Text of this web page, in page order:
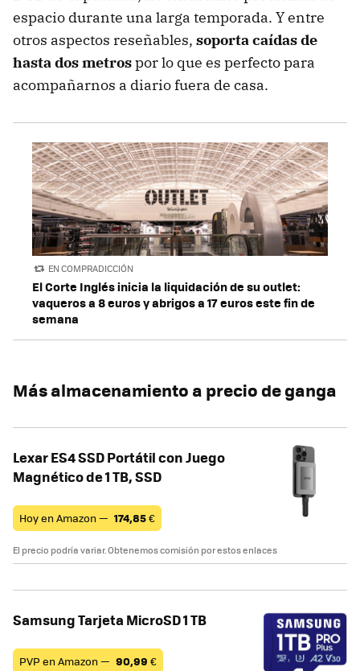
espacio durante una larga temporada. Y entre
otros aspectos reseñables, soporta caídas de
hasta dos metrospor lo que es perfecto para
acompañarnos a diario fuera de casa.
EN COMPRADICCIÓN
El Corte Inglés inicia la liquidación de su outlet:
vaqueros a 8 euros y abrigos a 17 euros este fin de
semana
Más almacenamiento a precio de ganga
Lexar ES4 SSD Portátil con Juego
Magnético de 1 TB, SSD
Hoy en Amazon — 174,85€
El precio podría variar. Obtenemos comisión por estos enlaces
Samsung Tarjeta MicroSD 1 TB
PVP en Amazon — 90,99 €